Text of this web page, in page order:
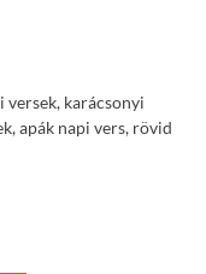
versek, karácsonyi
apák napi vers, rövid